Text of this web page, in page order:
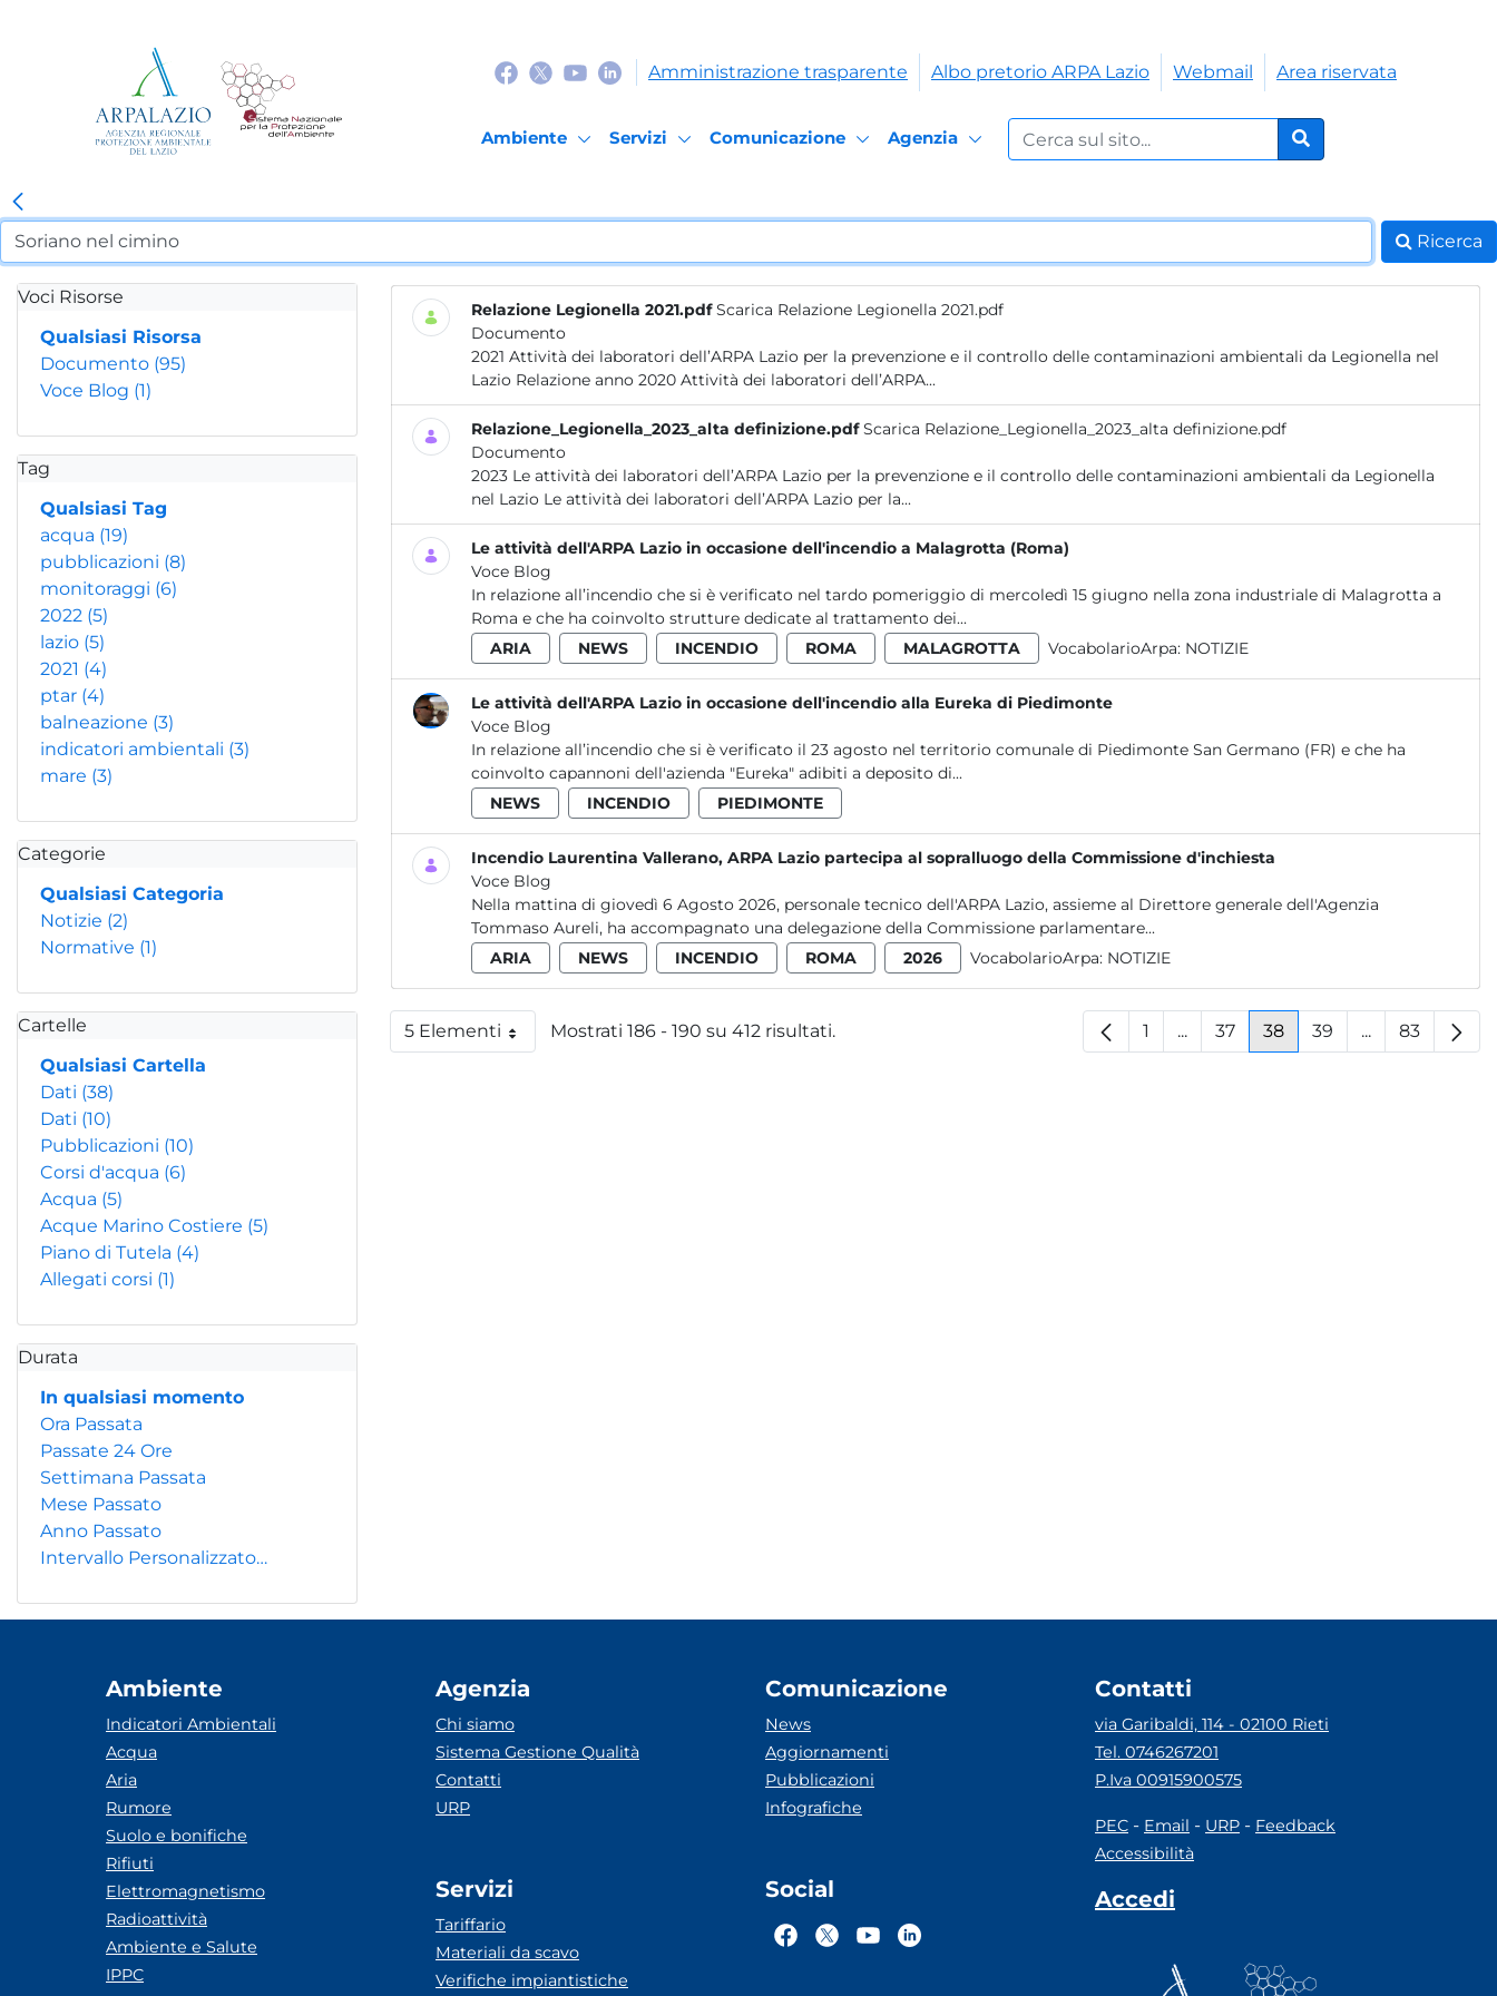
Amministrazione trasparente Albo pretorio ARPA Lazio Webmail Area riservata
Ambiente Servizi Comunicazione Agenzia
Cerca nel sito:
Cerca
Ricerca
Voci Risorse
Qualsiasi Risorsa
Documento (95)
Voce Blog (1)
Tag
Qualsiasi Tag
acqua (19)
pubblicazioni (8)
monitoraggi (6)
2022 (5)
lazio (5)
2021 (4)
ptar (4)
balneazione (3)
indicatori ambientali (3)
mare (3)
Categorie
Qualsiasi Categoria
Notizie (2)
Normative (1)
Cartelle
Qualsiasi Cartella
Dati (38)
Dati (10)
Pubblicazioni (10)
Corsi d'acqua (6)
Acqua (5)
Acque Marino Costiere (5)
Piano di Tutela (4)
Allegati corsi (1)
Durata
In qualsiasi momento
Ora Passata
Passate 24 Ore
Settimana Passata
Mese Passato
Anno Passato
Intervallo Personalizzato…
Relazione Legionella 2021.pdf Scarica Relazione Legionella 2021.pdf
Documento
2021 Attività dei laboratori dell’ARPA Lazio per la prevenzione e il controllo delle contaminazioni ambientali da Legionella nel
Lazio Relazione anno 2020 Attività dei laboratori dell’ARPA...
Relazione_Legionella_2023_alta definizione.pdf Scarica Relazione_Legionella_2023_alta definizione.pdf
Documento
2023 Le attività dei laboratori dell’ARPA Lazio per la prevenzione e il controllo delle contaminazioni ambientali da Legionella
nel Lazio Le attività dei laboratori dell’ARPA Lazio per la...
Le attività dell'ARPA Lazio in occasione dell'incendio a Malagrotta (Roma)
Voce Blog
In relazione all’incendio che si è verificato nel tardo pomeriggio di mercoledì 15 giugno nella zona industriale di Malagrotta a
Roma e che ha coinvolto strutture dedicate al trattamento dei...
ARIA
NEWS INCENDIO ROMA MALAGROTTA VocabolarioArpa: NOTIZIE
Le attività dell'ARPA Lazio in occasione dell'incendio alla Eureka di Piedimonte
Voce Blog
In relazione all’incendio che si è verificato il 23 agosto nel territorio comunale di Piedimonte San Germano (FR) e che ha
coinvolto capannoni dell'azienda "Eureka" adibiti a deposito di...
NEWS
INCENDIO PIEDIMONTE
Incendio Laurentina Vallerano, ARPA Lazio partecipa al sopralluogo della Commissione d'inchiesta
Voce Blog
Nella mattina di giovedì 6 Agosto 2026, personale tecnico dell'ARPA Lazio, assieme al Direttore generale dell'Agenzia
Tommaso Aureli, ha accompagnato una delegazione della Commissione parlamentare...
ARIA
NEWS INCENDIO ROMA 2026 VocabolarioArpa: NOTIZIE
5 ElementiPer paginaMostrati 186 - 190 su 412 risultati. Pagina
1 ...Pagine intermedie
Pagina
37 Pagina
38 Pagina
39 ...PaginePagina
83
Ambiente
Indicatori Ambientali
Acqua
Aria
Rumore
Suolo e bonifiche
Rifiuti
Elettromagnetismo
Radioattività
Ambiente e Salute
IPPC
Agenzia
Chi siamo
Sistema Gestione Qualità
Contatti
URP
Servizi
Tariffario
Materiali da scavo
Verifiche impiantistiche
Comunicazione
News
Aggiornamenti
Pubblicazioni
Infografiche
Social
Contatti
via Garibaldi, 114 - 02100 Rieti
Tel. 0746267201
P.Iva 00915900575
PEC - Email - URP - Feedback
Accessibilità
Accedi